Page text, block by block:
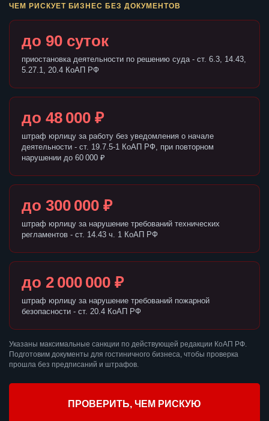
ЧЕМ РИСКУЕТ БИЗНЕС БЕЗ ДОКУМЕНТОВ
до 90 суток
приостановка деятельности по решению суда - ст. 6.3, 14.43,
5.27.1, 20.4 КоАП РФ
до 48 000 ₽
штраф юрлицу за работу без уведомления о начале
деятельности - ст. 19.7.5-1 КоАП РФ, при повторном
нарушении до 60 000 ₽
до 300 000 ₽
штраф юрлицу за нарушение требований технических
регламентов - ст. 14.43 ч. 1 КоАП РФ
до 2 000 000 ₽
штраф юрлицу за нарушение требований пожарной
безопасности - ст. 20.4 КоАП РФ
Указаны максимальные санкции по действующей редакции КоАП РФ.
Подготовим документы для гостиничного бизнеса, чтобы проверка
прошла без предписаний и штрафов.
ПРОВЕРИТЬ, ЧЕМ РИСКУЮ